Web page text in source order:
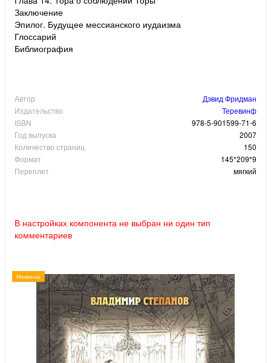
Заключение
Эпилог. Будущее мессианского иудаизма
Глоссарий
Библиография
Автор
Дэвид Фридман
Издательство
Теревинф
ISBN
978-5-901599-71-6
Год выпуска
2007
Количество страниц
150
Формат
145*209*9
Переплет
мягкий
В настройках компонента не выбран ни один тип
комментариев
Новинка